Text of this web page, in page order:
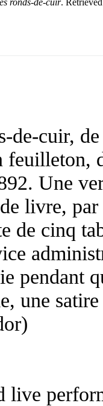
ronds-de-cuir.
de-cuir,
Une
livre,
de cinq
pendant
une
live